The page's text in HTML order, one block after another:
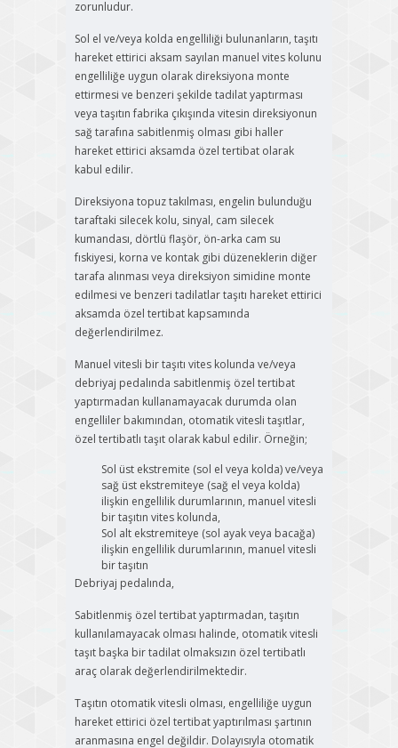
zorunludur.
Sol el ve/veya kolda engelliliği bulunanların, taşıtı
hareket ettirici aksam sayılan manuel vites kolunu
engelliliğe uygun olarak direksiyona monte
ettirmesi ve benzeri şekilde tadilat yaptırması
veya taşıtın fabrika çıkışında vitesin direksiyonun
sağ tarafına sabitlenmiş olması gibi haller
hareket ettirici aksamda özel tertibat olarak
kabul edilir.
Direksiyona topuz takılması, engelin bulunduğu
taraftaki silecek kolu, sinyal, cam silecek
kumandası, dörtlü flaşör, ön-arka cam su
fıskiyesi, korna ve kontak gibi düzeneklerin diğer
tarafa alınması veya direksiyon simidine monte
edilmesi ve benzeri tadilatlar taşıtı hareket ettirici
aksamda özel tertibat kapsamında
değerlendirilmez.
Manuel vitesli bir taşıtı vites kolunda ve/veya
debriyaj pedalında sabitlenmiş özel tertibat
yaptırmadan kullanamayacak durumda olan
engelliler bakımından, otomatik vitesli taşıtlar,
özel tertibatlı taşıt olarak kabul edilir. Örneğin;
Sol üst ekstremite (sol el veya kolda) ve/veya
sağ üst ekstremiteye (sağ el veya kolda)
ilişkin engellilik durumlarının, manuel vitesli
bir taşıtın vites kolunda,
Sol alt ekstremiteye (sol ayak veya bacağa)
ilişkin engellilik durumlarının, manuel vitesli
bir taşıtın
Debriyaj pedalında,
Sabitlenmiş özel tertibat yaptırmadan, taşıtın
kullanılamayacak olması halinde, otomatik vitesli
taşıt başka bir tadilat olmaksızın özel tertibatlı
araç olarak değerlendirilmektedir.
Taşıtın otomatik vitesli olması, engelliliğe uygun
hareket ettirici özel tertibat yaptırılması şartının
aranmasına engel değildir. Dolayısıyla otomatik